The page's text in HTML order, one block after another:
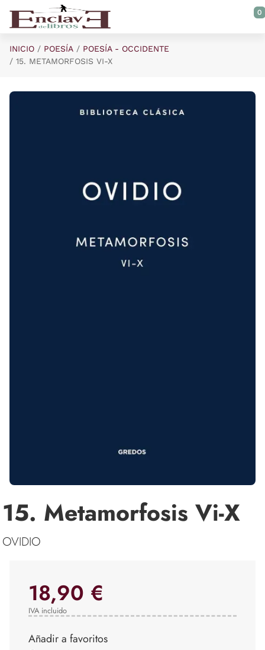
Saltar al contenido principal
0
INICIO POESÍA
POESÍA - OCCIDENTE
15. METAMORFOSIS VI-X
15. Metamorfosis Vi-X
OVIDIO
18,90 €
IVA incluido
Añadir a favoritos